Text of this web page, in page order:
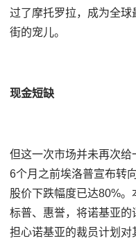
过了摩托罗拉，成为全
街的宠儿。
现金短缺
但这一次市场并未再次
6个月之前埃洛普宣布转
股价下跌幅度已达80%
标普、惠誉，将诺基亚的
担心诺基亚的裁员计划